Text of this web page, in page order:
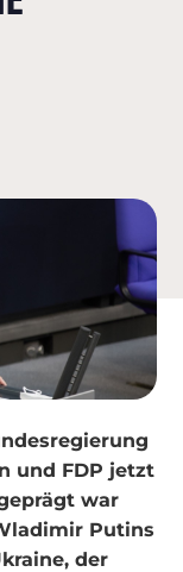
und FDP jetzt
war
Putins
der